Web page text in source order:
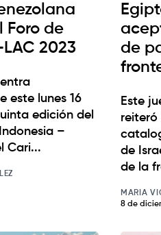
Foro de
2023
este lunes 16
edición del
–
Cari...
de
Este
reiteró
de
de la
MARIA
8 de